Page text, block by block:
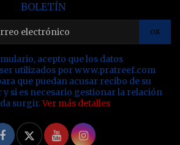
BOLETÍN
acepto que los datos
utilizados por www.pratreef.com
que puedan acusar recibo de su
si es necesario gestionar la relación
surgir.Ver más detalles
FacebookTwitterYouTubeInstagram